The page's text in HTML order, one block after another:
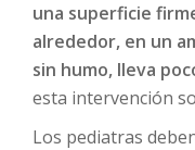
una superficie
alrededor, en un
sin humo, lleva
esta intervención
Los pediatras